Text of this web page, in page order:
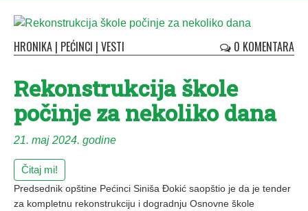
HRONIKA | PEĆINCI | VESTI 0 KOMENTARA
Rekonstrukcija škole
počinje za nekoliko dana
21. maj 2024. godine
Čitaj mi!
Predsednik opštine Pećinci Siniša Đokić saopštio je da je tender
za kompletnu rekonstrukciju i dogradnju Osnovne škole